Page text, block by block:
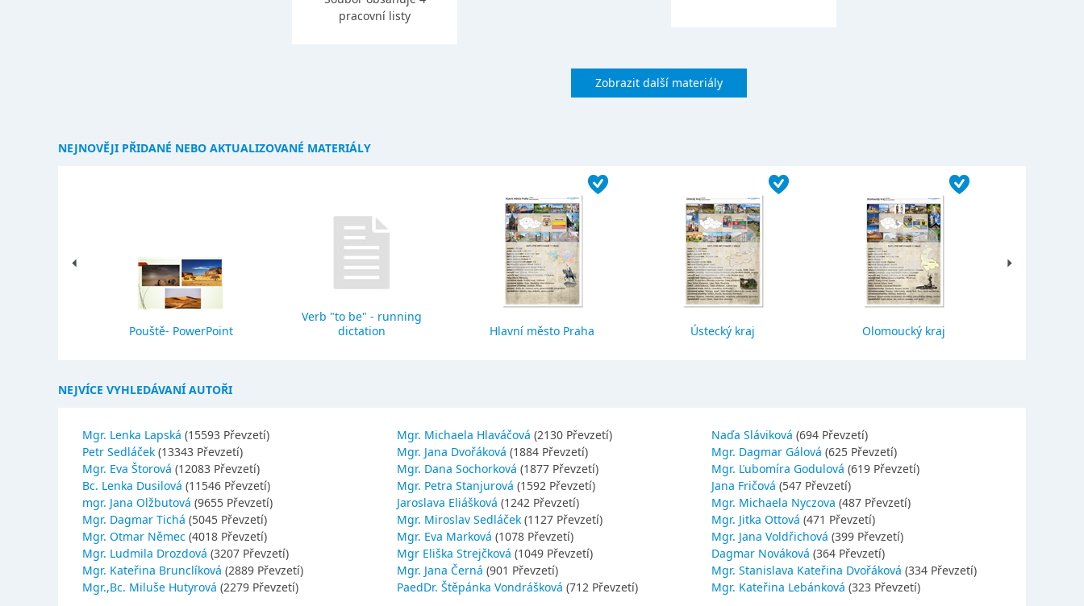
pracovní listy
Zobrazit další materiály
NEJNOVĚJI PŘIDANÉ NEBO AKTUALIZOVANÉ MATERIÁLY
Pouště- PowerPoint
Verb "to be" - running
dictation
Hlavní město Praha Ústecký kraj Olomoucký kraj
NEJVÍCE VYHLEDÁVANÍ AUTOŘI
Mgr. Lenka Lapská (15593 Převzetí)
Petr Sedláček (13343 Převzetí)
Mgr. Eva Štorová (12083 Převzetí)
Bc. Lenka Dusilová (11546 Převzetí)
mgr. Jana Olžbutová (9655 Převzetí)
Mgr. Dagmar Tichá (5045 Převzetí)
Mgr. Otmar Němec (4018 Převzetí)
Mgr. Ludmila Drozdová (3207 Převzetí)
Mgr. Kateřina Brunclíková (2889 Převzetí)
Mgr.,Bc. Miluše Hutyrová (2279 Převzetí)
Mgr. Michaela Hlaváčová (2130 Převzetí)
Mgr. Jana Dvořáková (1884 Převzetí)
Mgr. Dana Sochorková (1877 Převzetí)
Mgr. Petra Stanjurová (1592 Převzetí)
Jaroslava Eliášková (1242 Převzetí)
Mgr. Miroslav Sedláček (1127 Převzetí)
Mgr. Eva Marková (1078 Převzetí)
Mgr Eliška Strejčková (1049 Převzetí)
Mgr. Jana Černá (901 Převzetí)
PaedDr. Štěpánka Vondrášková (712 Převzetí)
Naďa Sláviková (694 Převzetí)
Mgr. Dagmar Gálová (625 Převzetí)
Mgr. Ľubomíra Godulová (619 Převzetí)
Jana Fričová (547 Převzetí)
Mgr. Michaela Nyczova (487 Převzetí)
Mgr. Jitka Ottová (471 Převzetí)
Mgr. Jana Voldřichová (399 Převzetí)
Dagmar Nováková (364 Převzetí)
Mgr. Stanislava Kateřina Dvořáková (334 Převzetí)
Mgr. Kateřina Lebánková (323 Převzetí)